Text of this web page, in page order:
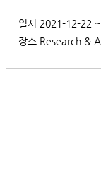
일시 2021-12-22
장소 Research &